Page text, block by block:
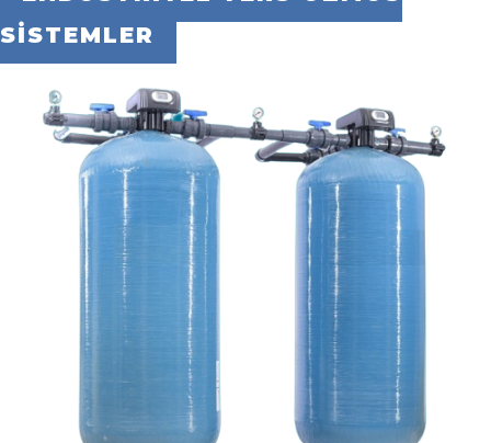
SİSTEMLER